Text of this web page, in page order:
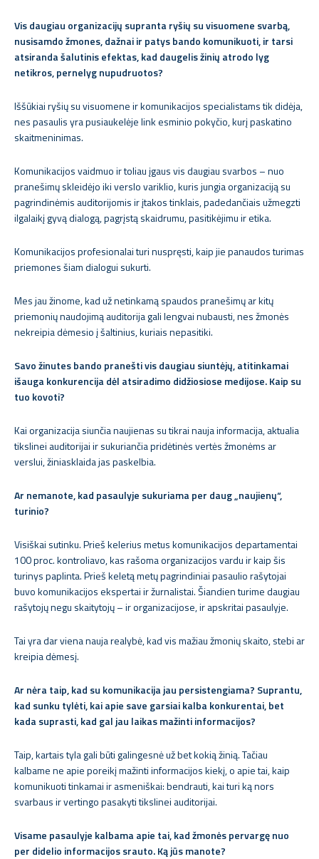
Vis daugiau organizacijų supranta ryšių su visuomene svarbą,
nusisamdo žmones, dažnai ir patys bando komunikuoti, ir tarsi
atsiranda šalutinis efektas, kad daugelis žinių atrodo lyg
netikros, pernelyg nupudruotos?
Iššūkiai ryšių su visuomene ir komunikacijos specialistams tik didėja,
nes pasaulis yra pusiaukelėje link esminio pokyčio, kurį paskatino
skaitmeninimas.
Komunikacijos vaidmuo ir toliau įgaus vis daugiau svarbos – nuo
pranešimų skleidėjo iki verslo variklio, kuris jungia organizaciją su
pagrindinėmis auditorijomis ir įtakos tinklais, padedančiais užmegzti
ilgalaikį gyvą dialogą, pagrįstą skaidrumu, pasitikėjimu ir etika.
Komunikacijos profesionalai turi nuspręsti, kaip jie panaudos turimas
priemones šiam dialogui sukurti.
Mes jau žinome, kad už netinkamą spaudos pranešimų ar kitų
priemonių naudojimą auditorija gali lengvai nubausti, nes žmonės
nekreipia dėmesio į šaltinius, kuriais nepasitiki.
Savo žinutes bando pranešti vis daugiau siuntėjų, atitinkamai
išauga konkurencija dėl atsiradimo didžiosiose medijose. Kaip su
tuo kovoti?
Kai organizacija siunčia naujienas su tikrai nauja informacija, aktualia
tikslinei auditorijai ir sukuriančia pridėtinės vertės žmonėms ar
verslui, žiniasklaida jas paskelbia.
Ar nemanote, kad pasaulyje sukuriama per daug „naujienų“,
turinio?
Visiškai sutinku. Prieš kelerius metus komunikacijos departamentai
100 proc. kontroliavo, kas rašoma organizacijos vardu ir kaip šis
turinys paplinta. Prieš keletą metų pagrindiniai pasaulio rašytojai
buvo komunikacijos ekspertai ir žurnalistai. Šiandien turime daugiau
rašytojų negu skaitytojų – ir organizacijose, ir apskritai pasaulyje.
Tai yra dar viena nauja realybė, kad vis mažiau žmonių skaito, stebi ar
kreipia dėmesį.
Ar nėra taip, kad su komunikacija jau persistengiama? Suprantu,
kad sunku tylėti, kai apie save garsiai kalba konkurentai, bet
kada suprasti, kad gal jau laikas mažinti informacijos?
Taip, kartais tyla gali būti galingesnė už bet kokią žinią. Tačiau
kalbame ne apie poreikį mažinti informacijos kiekį, o apie tai, kaip
komunikuoti tinkamai ir asmeniškai: bendrauti, kai turi ką nors
svarbaus ir vertingo pasakyti tikslinei auditorijai.
Visame pasaulyje kalbama apie tai, kad žmonės pervargę nuo
per didelio informacijos srauto. Ką jūs manote?